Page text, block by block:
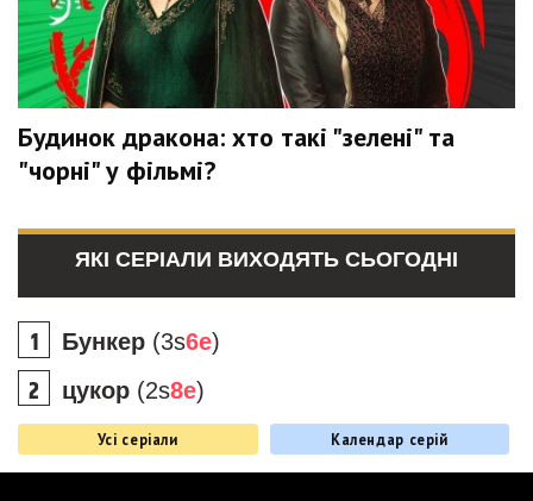
Будинок дракона: хто такі "зелені" та
"чорні" у фільмі?
ЯКІ СЕРІАЛИ ВИХОДЯТЬ СЬОГОДНІ
Бункер (3s6e)
цукор (2s8e)
Усі серіали Календар серій